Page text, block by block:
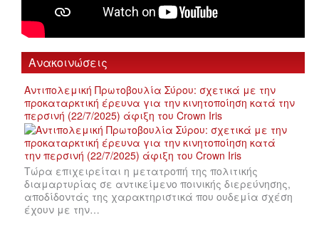
Ανακοινώσεις
Αντιπολεμική Πρωτοβουλία Σύρου: σχετικά με την
προκαταρκτική έρευνα για την κινητοποίηση κατά την
περσινή (22/7/2025) άφιξη του Crown Iris
Τώρα επιχειρείται η μετατροπή της πολιτικής
διαμαρτυρίας σε αντικείμενο ποινικής διερεύνησης,
αποδίδοντάς της χαρακτηριστικά που ουδεμία σχέση
έχουν με την…